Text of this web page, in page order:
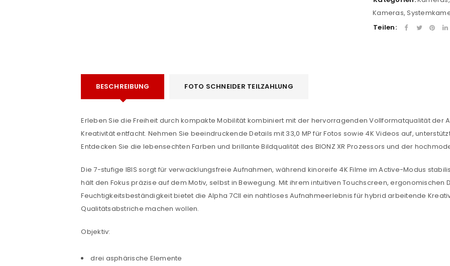
Kameras,
Teilen:
BESCHREIBUNG FOTO SCHNEIDER TEILZAHLUNG
Erleben Sie die Freiheit durch kompakte Mobilität kombiniert mit der hervorragenden Vollformatqualität der
Kreativität entfacht. Nehmen Sie beeindruckende Details mit 33,0 MP für Fotos sowie 4K Videos auf,
Entdecken Sie die lebensechten Farben und brillante Bildqualität des BIONZ XR Prozessors und der
Die 7-stufige IBIS sorgt für verwacklungsfreie Aufnahmen, während kinoreife 4K Filme im Active-Modus
hält den Fokus präzise auf dem Motiv, selbst in Bewegung. Mit ihrem intuitiven Touchscreen, ergonomischen
Feuchtigkeitsbeständigkeit bietet die Alpha 7CII ein nahtloses Aufnahmeerlebnis für hybrid arbeitende
Qualitätsabstriche machen wollen.
Objektiv:
drei asphärische Elemente